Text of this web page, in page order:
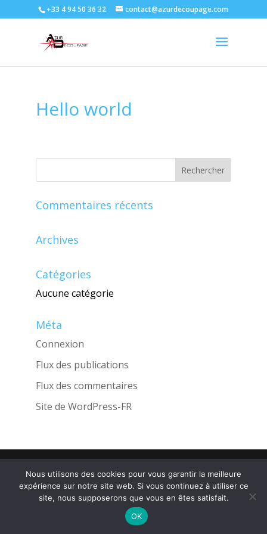
+33 4 94 50 36 32 contact@azurdecoupage.com
Hello world
Commentaires récents
Archives
Catégories
Aucune catégorie
Méta
Connexion
Flux des publications
Flux des commentaires
Site de WordPress-FR
Nous utilisons des cookies pour vous garantir la meilleure
expérience sur notre site web. Si vous continuez à utiliser ce
site, nous supposerons que vous en êtes satisfait.
OK